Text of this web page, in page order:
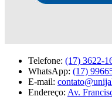
Telefone: (17) 3622-
WhatsApp: (17)
E-mail:
Endereço: Av.